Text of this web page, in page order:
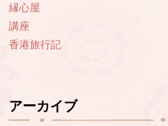
縁心屋
講座
香港旅行記
アーカイブ